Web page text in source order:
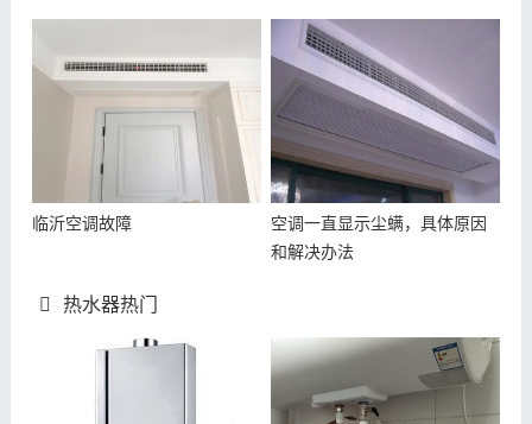
临沂空调故障
空调一直显示尘螨，具体原因
和解决办法
热水器热门